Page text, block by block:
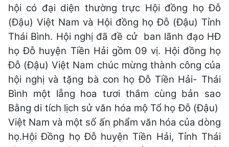
hội có đại diện thường trực Hội đồng họ Đỗ
(Đậu) Việt Nam và Hội đồng họ Đỗ (Đậu) Tỉnh
Thái Bình. Hội nghị đã đề cử ban lãnh đạo HĐ
họ Đỗ huyện Tiền Hải gồm 09 vị. Hội đồng họ
Đỗ (Đậu) Việt Nam chúc mừng thành công của
hội nghị và tặng bà con họ Đỗ Tiền Hải- Thái
Bình một lẵng hoa tươi thắm cùng bản sao
Bằng di tích lịch sử văn hóa mộ Tổ họ Đỗ (Đậu)
Việt Nam và một số ấn phẩm văn hóa của dòng
họ.Hội Đồng họ Đỗ huyện Tiền Hải, Tỉnh Thái